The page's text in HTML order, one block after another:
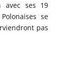
ses 19
se
pas